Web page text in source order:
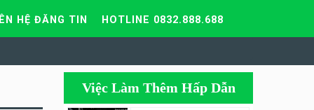
HỆ ĐĂNG TIN HOTLINE 0832.888.688
Việc Làm Thêm Hấp Dẫn